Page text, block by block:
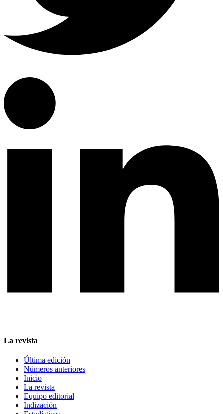
La revista
Última edición
Números anteriores
Inicio
La revista
Equipo editorial
Indización